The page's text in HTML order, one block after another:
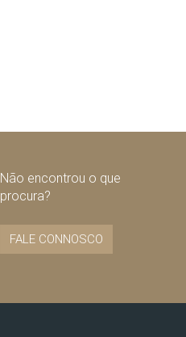
Não encontrou o que
procura?
FALE CONNOSCO